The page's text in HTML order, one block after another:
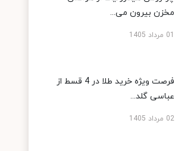
مخزن بیرون می...
01 مرداد 1405
فرصت ویژه خرید طلا در 4 قسط از
عباسی گلد...
02 مرداد 1405